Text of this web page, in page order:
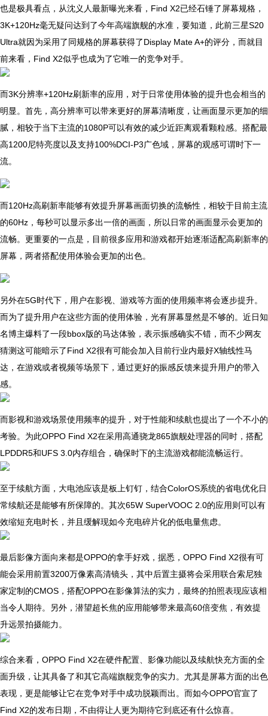
也是极具看点，从沈义人最新曝光来看，Find X2已经石锤了屏幕规格，
3K+120Hz毫无疑问达到了今年高端旗舰的水准，要知道，此前三星S20
Ultra就因为采用了同规格的屏幕获得了Display Mate A+的评分，而就目
前来看，Find X2似乎也成为了它唯一的竞争对手。
而3K分辨率+120Hz刷新率的应用，对于日常使用体验的提升也会相当的
明显。首先，高分辨率可以带来更好的屏幕清晰度，让画面显示更加的细
腻，相较于当下主流的1080P可以有效的减少近距离观看颗粒感。搭配最
高1200尼特亮度以及支持100%DCI-P3广色域，屏幕的观感可谓时下一
流。
而120Hz高刷新率能够有效提升屏幕画面切换的流畅性，相较于目前主流
的60Hz，每秒可以显示多出一倍的画面，所以日常的画面显示会更加的
流畅。更重要的一点是，目前很多应用和游戏都开始逐渐适配高刷新率的
屏幕，两者搭配使用体验会更加的出色。
另外在5G时代下，用户在影视、游戏等方面的使用频率将会逐步提升。
而为了提升用户在这些方面的使用体验，光有屏幕显然是不够的。近日知
名博主爆料了一段bbox版的马达体验，表示振感确实不错，而不少网友
猜测这可能暗示了Find X2很有可能会加入目前行业内最好X轴线性马
达，在游戏或者视频等场景下，通过更好的振感反馈来提升用户的带入
感。
而影视和游戏场景使用频率的提升，对于性能和续航也提出了一个不小的
考验。为此OPPO Find X2在采用高通骁龙865旗舰处理器的同时，搭配
LPDDR5和UFS 3.0内存组合，确保时下的主流游戏都能流畅运行。
至于续航方面，大电池应该是板上钉钉，结合ColorOS系统的省电优化日
常续航还是能够有所保障的。其次65W SuperVOOC 2.0的应用则可以有
效缩短充电时长，并且缓解现如今充电碎片化的低电量焦虑。
最后影像方面向来都是OPPO的拿手好戏，据悉，OPPO Find X2很有可
能会采用前置3200万像素高清镜头，其中后置主摄将会采用联合索尼独
家定制的CMOS，搭配OPPO在影像算法的实力，最终的拍照表现应该相
当令人期待。另外，潜望超长焦的应用能够带来最高60倍变焦，有效提
升远景拍摄能力。
综合来看，OPPO Find X2在硬件配置、影像功能以及续航快充方面的全
面升级，让其具备了和其它高端旗舰竞争的实力。尤其是屏幕方面的出色
表现，更是能够让它在竞争对手中成功脱颖而出。而如今OPPO官宣了
Find X2的发布日期，不由得让人更为期待它到底还有什么惊喜。